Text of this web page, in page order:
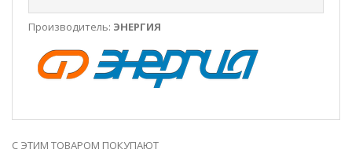
Производитель: ЭНЕРГИЯ
С ЭТИМ ТОВАРОМ ПОКУПАЮТ